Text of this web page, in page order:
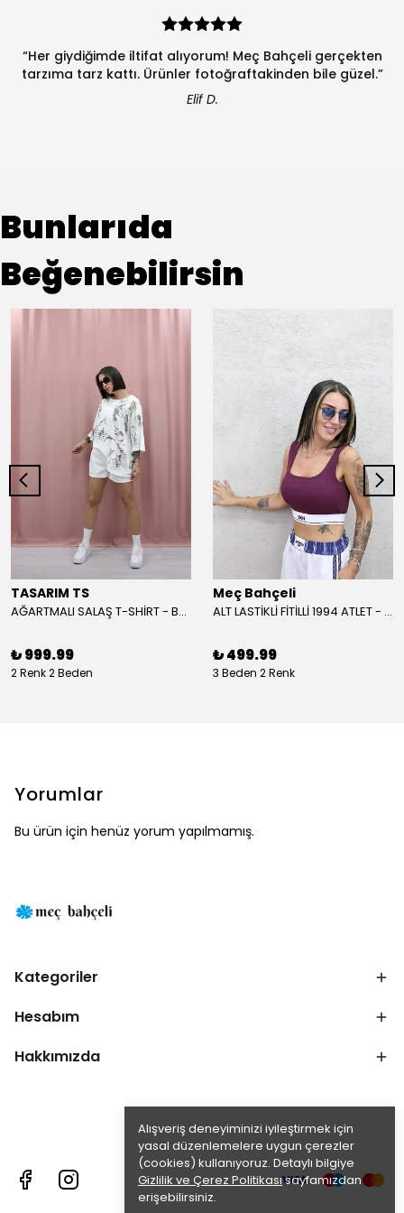
Alışveriş deneyiminizi iyileştirmek için
yasal düzenlemelere uygun çerezler
(cookies) kullanıyoruz. Detaylı bilgiye
Gizlilik ve Çerez Politikasısayfamızdan
erişebilirsiniz.
“Her giydiğimde iltifat alıyorum! Meç Bahçeli gerçekten
tarzıma tarz kattı. Ürünler fotoğraftakinden bile güzel.”
Elif D.
Bunlarıda
Beğenebilirsin
TASARIM TS
AĞARTMALI SALAŞ T-SHİRT - BEYAZ
₺ 999.99
2 Renk 2 Beden
Meç Bahçeli
ALT LASTİKLİ FİTİLLİ 1994 ATLET - BORDO
₺ 499.99
3 Beden 2 Renk
Yorumlar
Bu ürün için henüz yorum yapılmamış.
Kategoriler
Hesabım
Hakkımızda